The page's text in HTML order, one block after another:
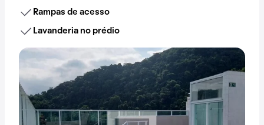
Rampas de acesso
Lavanderia no prédio